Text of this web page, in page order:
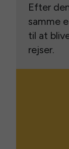
Efter
samme
til at
rejser.